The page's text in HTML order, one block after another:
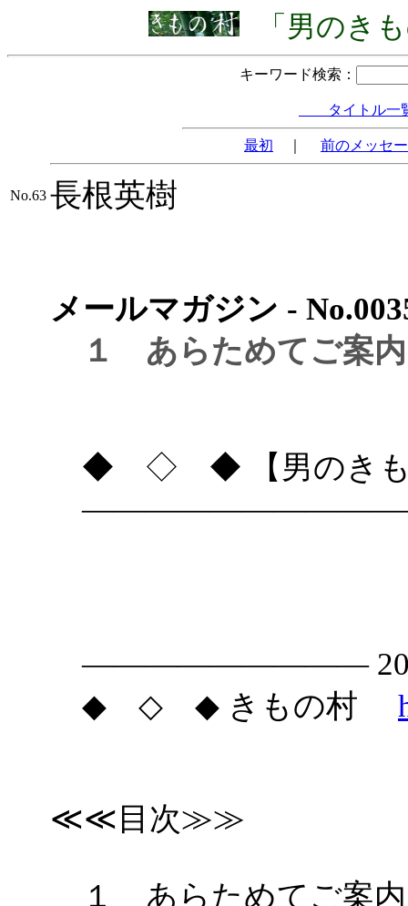
「男のき
キーワード検索：
タイトル一
最初 前のメッセ
No.63 長根英樹
メールマガジン -
１ あらためてご案
◆ ◇ ◆ 【男の
―――――――――
◆ ◇ ◆ きもの村
≪≪目次≫≫
１ あらためてご案